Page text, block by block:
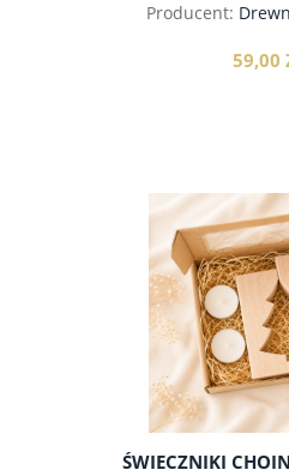
Producent:
59,00
do
ŚWIECZNIKI